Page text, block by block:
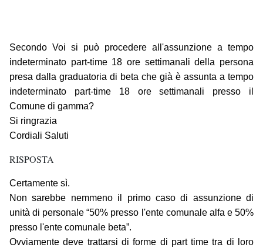
Secondo Voi si può procedere all'assunzione a tempo
indeterminato part-time 18 ore settimanali della persona
presa dalla graduatoria di beta che già è assunta a tempo
indeterminato part-time 18 ore settimanali presso il
Comune di gamma?
Si ringrazia
Cordiali Saluti
RISPOSTA
Certamente sì.
Non sarebbe nemmeno il primo caso di assunzione di
unità di personale “50% presso l'ente comunale alfa e 50%
presso l'ente comunale beta”.
Ovviamente deve trattarsi di forme di part time tra di loro